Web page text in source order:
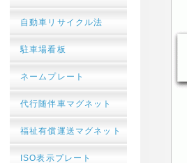
自動車リサイクル法
駐車場看板
ネームプレート
代行随伴車マグネット
福祉有償運送マグネット
ISO表示プレート